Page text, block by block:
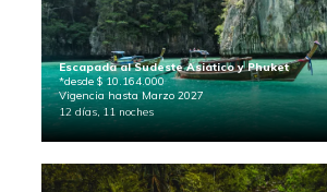
Escapada al Sudeste Asiatico y Phuket
*desde $ 10.164.000
Vigencia hasta Marzo 2027
12 días, 11 noches